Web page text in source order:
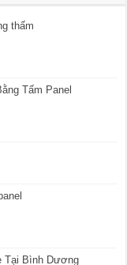
thấm
Tấm Panel
Tại Bình Dương